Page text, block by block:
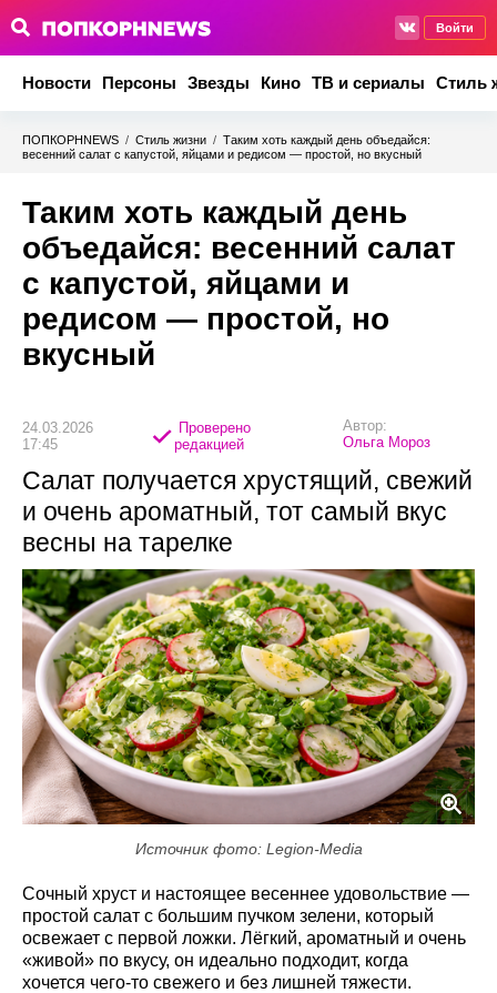
Войти
Новости Персоны Звезды Кино ТВ и сериалы Стиль
ПОПКОРНNEWS / Стиль жизни / Таким хоть каждый день объедайся:
весенний салат с капустой, яйцами и редисом — простой, но вкусный
Таким хоть каждый день
объедайся: весенний салат
с капустой, яйцами и
редисом — простой, но
вкусный
24.03.2026
17:45
Проверено
редакцией
Автор:
Ольга Мороз
Салат получается хрустящий, свежий
и очень ароматный, тот самый вкус
весны на тарелке
Источник фото: Legion-Media
Сочный хруст и настоящее весеннее удовольствие —
простой салат с большим пучком зелени, который
освежает с первой ложки. Лёгкий, ароматный и очень
«живой» по вкусу, он идеально подходит, когда
хочется чего-то свежего и без лишней тяжести.